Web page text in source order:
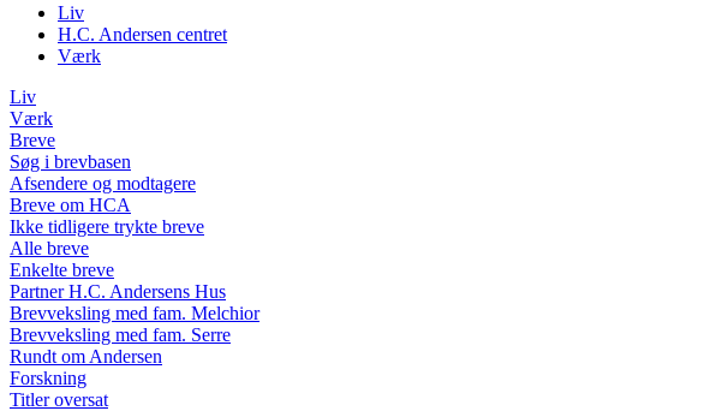
Liv
H.C. Andersen centret
Værk
Liv
Værk
Breve
Søg i brevbasen
Afsendere og modtagere
Breve om HCA
Ikke tidligere trykte breve
Alle breve
Enkelte breve
Partner H.C. Andersens Hus
Brevveksling med fam. Melchior
Brevveksling med fam. Serre
Rundt om Andersen
Forskning
Titler oversat